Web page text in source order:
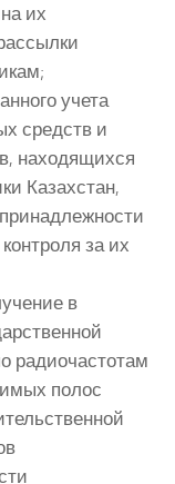
их
учета
средств и
находящихся
Казахстан,
за их
в
радиочастотам
полос